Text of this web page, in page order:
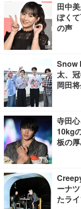
田中
ぽく
の声
Snow
太、
岡田
寺田
10kg
板の
ーナ
たラ